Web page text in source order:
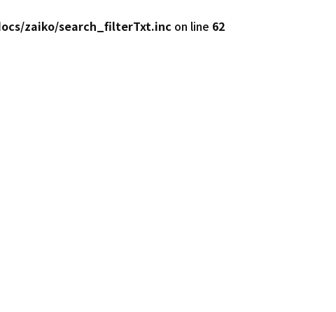
zaiko/search_filterTxt.inc on line 62